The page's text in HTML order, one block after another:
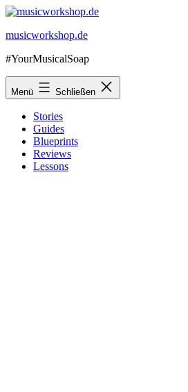
Zum
springen
musicworkshop.de
#YourMusicalSoap
Menü Schließen
Stories
Guides
Blueprints
Reviews
Lessons